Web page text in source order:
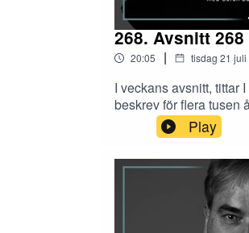
268. Avsnitt
20:05 | tisdag 21 juli
I veckans avsnitt, tittar
beskrev för flera tusen
Play